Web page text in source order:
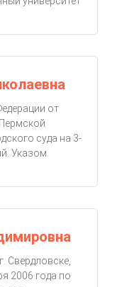
от
суда на 3-
Указом
Свердловске,
2006 года по